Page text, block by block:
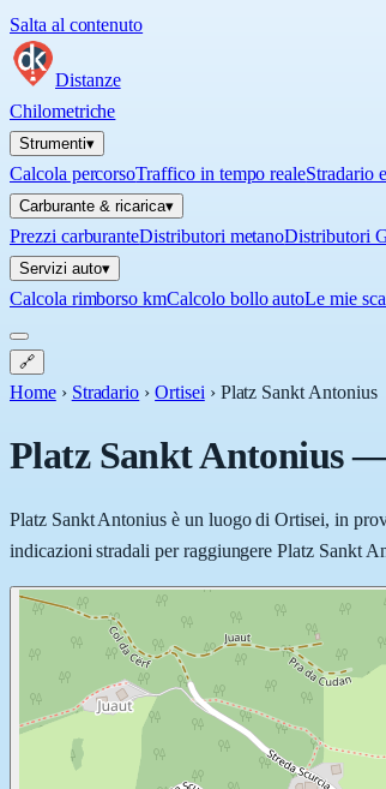
Salta al contenuto
Distanze
Chilometriche
Strumenti▾
Calcola percorsoTraffico in tempo realeStradario
Carburante & ricarica▾
Prezzi carburanteDistributori metanoDistributori
Servizi auto▾
Calcola rimborso kmCalcolo bollo autoLe mie
🔗
Home › Stradario › Ortisei › Platz Sankt Antonius
Platz Sankt Antonius
Platz Sankt Antonius è un luogo di Ortisei, in
indicazioni stradali per raggiungere Platz Sankt